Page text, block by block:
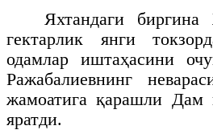
Яхтандаги
гектарлик янги
одамлар иштаҳасини
Ражабалиевнинг
жамоатига қарашли Дам
яратди.